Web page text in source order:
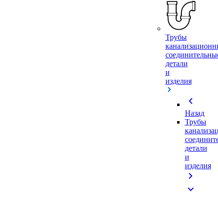
Трубы
детали
и
изделия
chevron_left
Назад
Трубы
детали
и
изделия
chevron_right
expand_more